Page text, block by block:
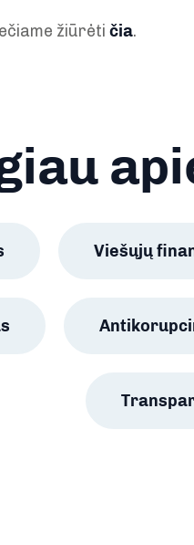
žiūrėti čia.
Viešųjų